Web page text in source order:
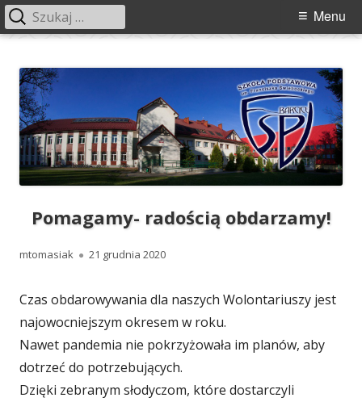
treści
Świebockiego w Barcicach
Menu
Menu
Szukaj:
Pomagamy- radością obdarzamy!
Autor
mtomasiak Opublikowano
21 grudnia 2020
Czas obdarowywania dla naszych Wolontariuszy jest
najowocniejszym okresem w roku.
Nawet pandemia nie pokrzyżowała im planów, aby
dotrzeć do potrzebujących.
Dzięki zebranym słodyczom, które dostarczyli